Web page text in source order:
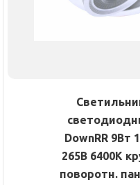
DownRR 9Вт
265В 6400К
поворотн.